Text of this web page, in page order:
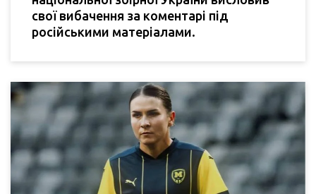
свої вибачення за коментарі під
російськими матеріалами.